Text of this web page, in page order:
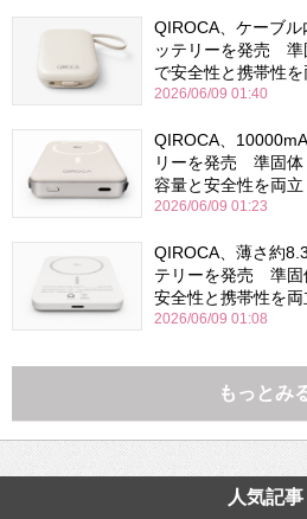
QIROCA、ケーブ
ッテリーを発売 準
で安全性と携帯性を
2026/06/09 01:40
QIROCA、
リーを発売 準固体
容量と安全性を両立
2026/06/09 01:23
QIROCA、薄さ約
テリーを発売 準固
安全性と携帯性を両
2026/06/09 01:08
もっとみ
人気記事